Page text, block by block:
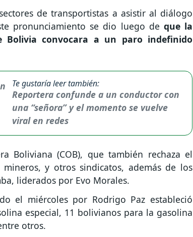
de transportistas a asistir al diálogo
pronunciamiento se dio luego de que la
Bolivia convocara a un paro indefinido
Te gustaría leer también:
Reportera confunde a un conductor con
una “señora” y el momento se vuelve
viral en redes
Boliviana (COB), que también rechaza el
y otros sindicatos, además de los
liderados por Evo Morales.
el miércoles por Rodrigo Paz estableció
especial, 11 bolivianos para la gasolina
otros.